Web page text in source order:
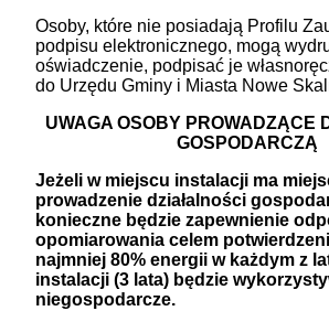
Osoby, które nie posiadają Profilu
podpisu elektronicznego, mogą
oświadczenie, podpisać je
do Urzędu Gminy i Miasta Nowe
UWAGA OSOBY PROWADZĄCE
GOSPODARCZĄ
Jeżeli w miejscu instalacji ma
prowadzenie działalności
konieczne będzie zapewnienie
opomiarowania celem
najmniej 80% energii w każdym z
instalacji (3 lata) będzie
niegospodarcze.